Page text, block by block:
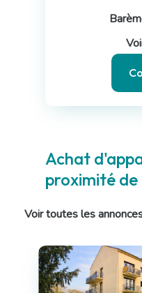
Achat
proximité de
Voir toutes les